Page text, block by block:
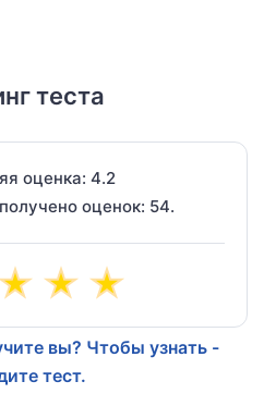
теста
оценка: 4.2
оценок: 54.
вы? Чтобы узнать -
тест.